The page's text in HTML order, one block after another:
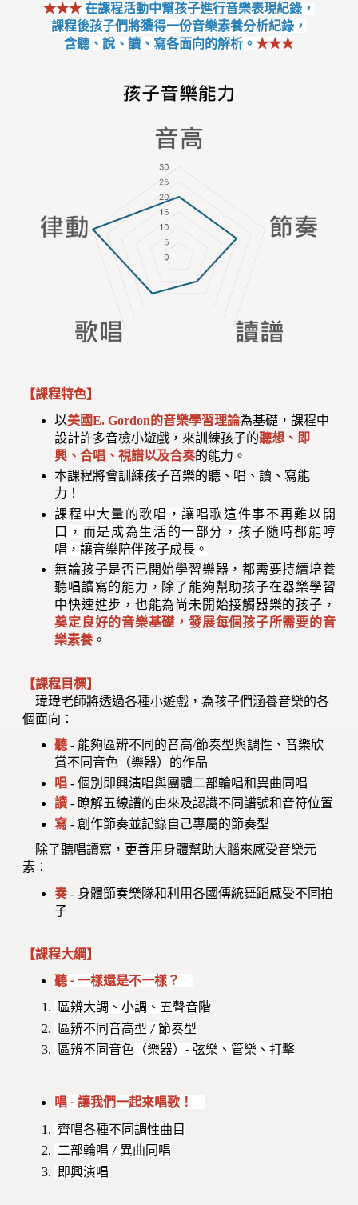
★★★ 在課程活動中幫孩子進行音樂表現紀錄，
課程後孩子們將獲得一份音樂素養分析紀錄，
含聽、說、讀、寫各面向的解析。 ★★★
【課程特色】
以美國E. Gordon的音樂學習理論為基礎，課程中
設計許多音檢小遊戲，來訓練孩子的聽想、即
興、合唱、視譜以及合奏的能力。
本課程將會訓練孩子音樂的聽、唱、讀、寫能
力！
課程中大量的歌唱，讓唱歌這件事不再難以開
口，而是成為生活的一部分，孩子隨時都能哼
唱，讓音樂陪伴孩子成長。
無論孩子是否已開始學習樂器，都需要持續培養
聽唱讀寫的能力，除了能夠幫助孩子在器樂學習
中快速進步，也能為尚未開始接觸器樂的孩子，
奠定良好的音樂基礎，發展每個孩子所需要的音
樂素養 。
【課程目標】
瑋瑋老師將透過各種小遊戲，為孩子們涵養音樂的各
個面向：
聽- 能夠區辨不同的音高/節奏型與調性、音樂欣
賞不同音色（樂器）的作品
唱- 個別即興演唱與團體二部輪唱和異曲同唱
讀 - 瞭解五線譜的由來及認識不同譜號和音符位置
寫- 創作節奏並記錄自己專屬的節奏型
除了聽唱讀寫，更善用身體幫助大腦來感受音樂元
素：
奏- 身體節奏樂隊和利用各國傳統舞蹈感受不同拍
子
【課程大綱】
聽 - 一樣還是不一樣？
區辨大調、小調、五聲音階
區辨不同音高型 / 節奏型
區辨不同音色（樂器）- 弦樂、管樂、打擊
唱 - 讓我們一起來唱歌！
齊唱各種不同調性曲目
二部輪唱 / 異曲同唱
即興演唱